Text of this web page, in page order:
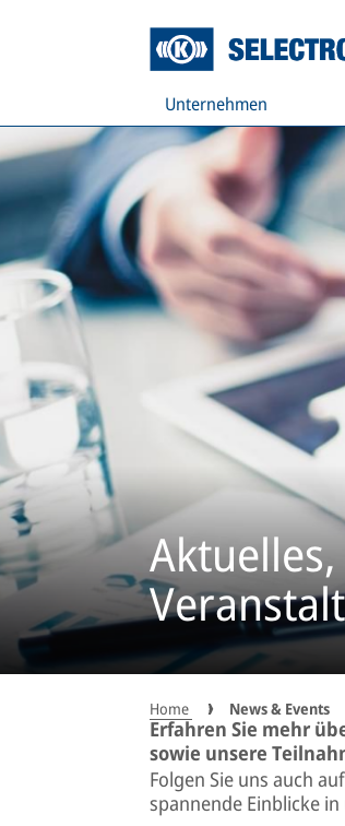
Unternehmen
Home News & Events
Erfahren Sie mehr
sowie unsere
Folgen Sie uns auch auf
spannende Einblicke